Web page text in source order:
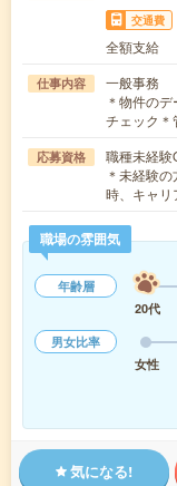
交通費
全額支給
仕事内容
一般事務
＊物件の
チェック
応募資格
職種未経験
＊未経験
時、キャ
職場の雰囲気
年齢層
20代
男女比率
女性
気になる!